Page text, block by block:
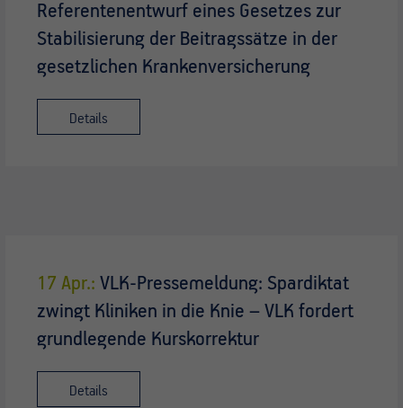
Referentenentwurf eines Gesetzes zur
Stabilisierung der Beitragssätze in der
gesetzlichen Krankenversicherung
Details
17 Apr.: VLK-Pressemeldung: Spardiktat
zwingt Kliniken in die Knie – VLK fordert
grundlegende Kurskorrektur
Details